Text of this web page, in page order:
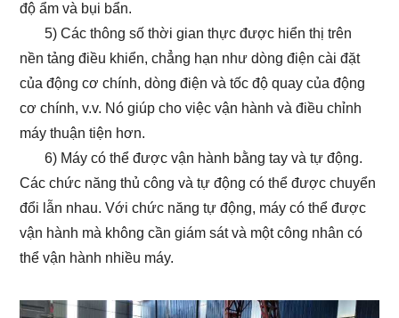
độ ẩm và bụi bẩn.
5) Các thông số thời gian thực được hiển thị trên
nền tảng điều khiển, chẳng hạn như dòng điện cài đặt
của động cơ chính, dòng điện và tốc độ quay của động
cơ chính, v.v. Nó giúp cho việc vận hành và điều chỉnh
máy thuận tiện hơn.
6) Máy có thể được vận hành bằng tay và tự động.
Các chức năng thủ công và tự động có thể được chuyển
đổi lẫn nhau. Với chức năng tự động, máy có thể được
vận hành mà không cần giám sát và một công nhân có
thể vận hành nhiều máy.